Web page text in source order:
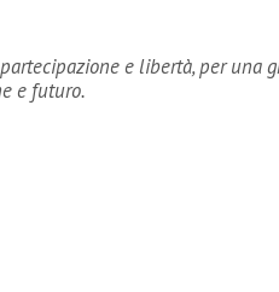
e libertà, per una
e futuro.